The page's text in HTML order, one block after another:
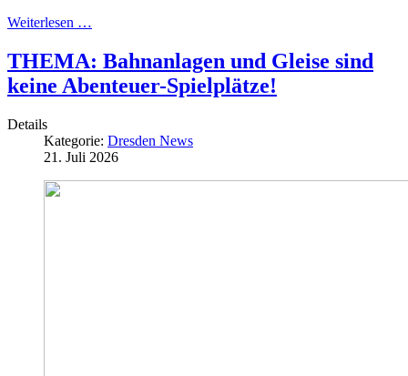
Weiterlesen …
THEMA: Bahnanlagen und Gleise sind
keine Abenteuer-Spielplätze!
Details
Kategorie: Dresden News
21. Juli 2026